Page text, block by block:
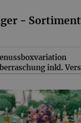
- Sortiment